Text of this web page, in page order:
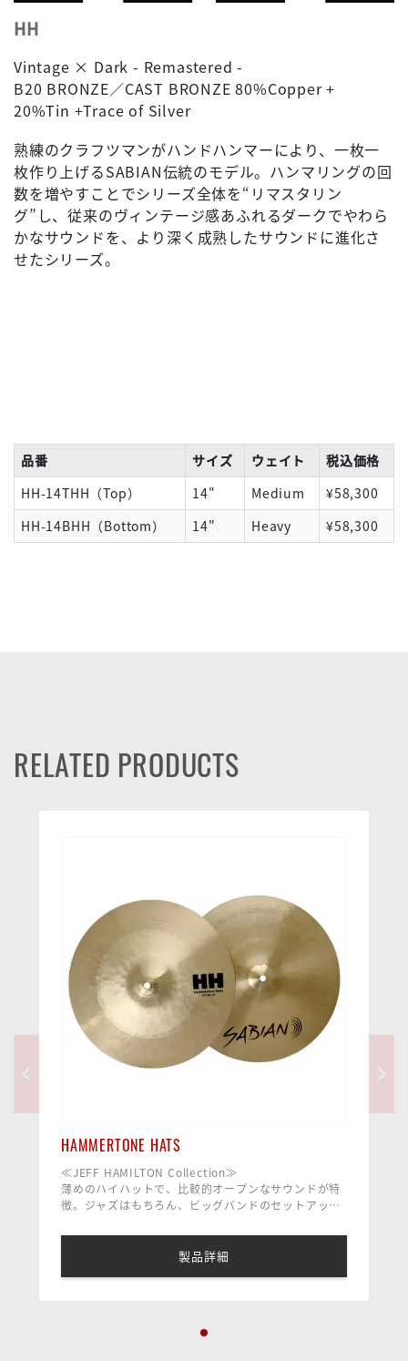
HH
Vintage × Dark - Remastered -
B20 BRONZE／CAST BRONZE 80%Copper +
20%Tin +Trace of Silver
熟練のクラフツマンがハンドハンマーにより、一枚一
枚作り上げるSABIAN伝統のモデル。ハンマリングの回
数を増やすことでシリーズ全体を“リマスタリン
グ”し、従来のヴィンテージ感あふれるダークでやわら
かなサウンドを、より深く成熟したサウンドに進化さ
せたシリーズ。
品番 サイズ ウェイト
税込価格
HH-14THH（Top）
14" Medium
¥58,300
HH-14BHH（Bottom）
14" Heavy ¥58,300
RELATED PRODUCTS
HAMMERTONE HATS
≪JEFF HAMILTON Collection≫
薄めのハイハットで、比較的オープンなサウンドが特
徴。ジャズはもちろん、ビッグバンドのセットアップ
多彩な表現力を発揮。
製品詳細